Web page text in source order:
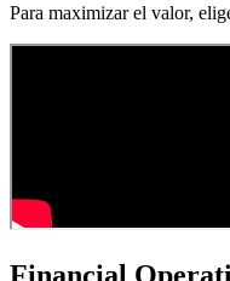
Para maximizar el valor,
Financial